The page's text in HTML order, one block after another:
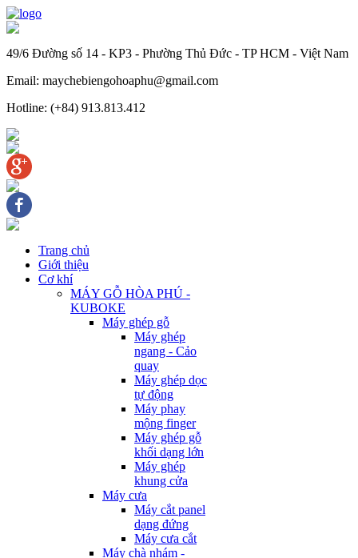
49/6 Đường số 14 - KP3 - Phường Thủ Đức - TP HCM - Việt Nam
Email: maychebiengohoaphu@gmail.com
Hotline: (+84) 913.813.412
Trang chủ
Giới thiệu
Cơ khí
MÁY GỖ HÒA PHÚ -
KUBOKE
Máy ghép gỗ
Máy ghép
ngang - Cảo
quay
Máy ghép dọc
tự động
Máy phay
mộng finger
Máy ghép gỗ
khối dạng lớn
Máy ghép
khung cửa
Máy cưa
Máy cắt panel
dạng đứng
Máy cưa cắt
Máy chà nhám -